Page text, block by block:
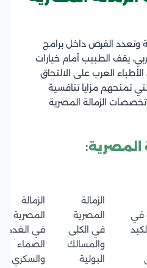
وتعدد الفرص داخل برامج
يقف الطبيب أمام خيارات
العرب على الالتحاق
تمنحهم مزايا تنافسية
الزمالة المصرية
المصرية:
في
الزمالة
المصرية
في الكلى
والمسالك
البولية
الزمالة
المصرية
في الغدد
الصماء
والسكري